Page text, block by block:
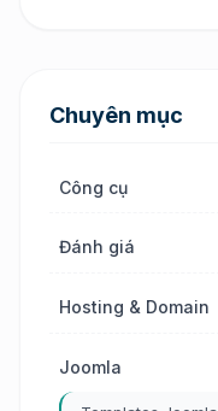
Chuyên mục
Công cụ
Đánh giá
Hosting & Domain
Joomla